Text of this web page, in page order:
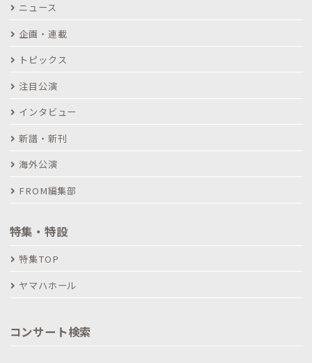
ニュース
企画・連載
トピックス
注目公演
インタビュー
新譜・新刊
海外公演
FROM編集部
特集・特設
特集TOP
ヤマハホール
コンサート検索